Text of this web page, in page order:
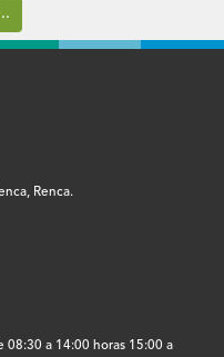
Renca.
a 14:00 horas 15:00 a